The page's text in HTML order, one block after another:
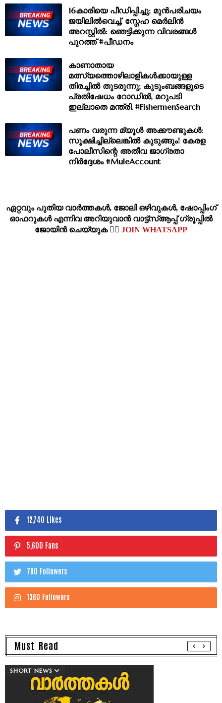
16കാരിയെ പീഡിപ്പിച്ചു; മുൻപരിചയം
ജയിലിൽവെച്ച്, സ്നേഹ മെർലിൻ
അറസ്റ്റിൽ: ഞെട്ടിക്കുന്ന വിവരങ്ങൾ
പുറത്ത് #പീഡനം
കാണാതായ
മത്സ്യത്തൊഴിലാളികൾക്കായുള്ള
തിരച്ചിൽ തുടരുന്നു; കുടുംബങ്ങളുടെ
പ്രതിഷേധം റോഡിൽ, മറുപടി
ഇല്ലാതെ മന്ത്രി. #FishermenSearch
പണം വരുന്ന മ്യൂൾ അക്കൗണ്ടുകൾ:
സൂക്ഷിച്ചില്ലെങ്കിൽ കുടുങ്ങും! കേരള
പോലീസിന്റെ അതീവ ജാഗ്രതാ
നിർദ്ദേശം #MuleAccount
ഏറ്റവും പുതിയ വാര്‍ത്തകള്‍, ജോലി ഒഴിവുകള്‍, ഷോപ്പിംഗ്‌
ഓഫറുകള്‍ എന്നിവ അറിയുവാന്‍ വാട്ട്സ്ആപ്പ് ഗ്രൂപ്പില്‍
ജോയിന്‍ ചെയ്യുക 👉🏽 JOIN WHATSAPP
12,740 Likes
5,600 Fans
790 Followers
1360 Followers
Must Read
SHORT NEWS